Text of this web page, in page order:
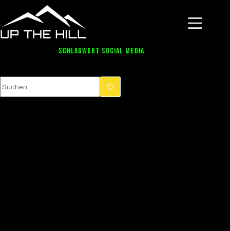
Inhalt
springen
SCHLAGWORT SOCIAL MEDIA
Ergebnisse